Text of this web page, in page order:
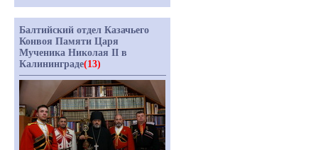
Балтийский отдел Казачьего
Конвоя Памяти Царя
Мученика Николая II в
Калининграде(13)